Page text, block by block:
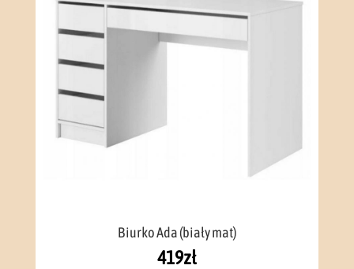
Biurko Ada (biały mat)
419zł